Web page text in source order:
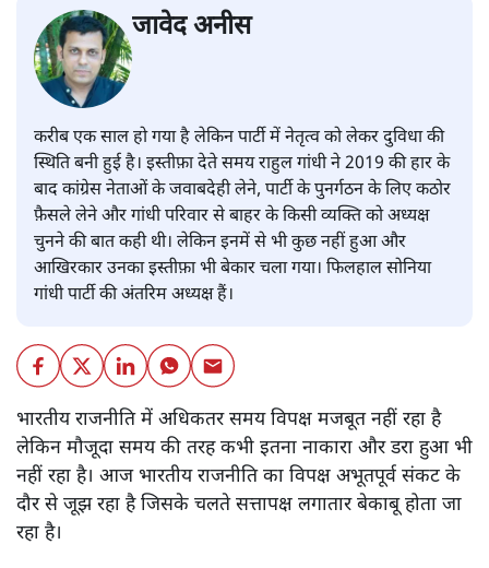
जावेद अनीस
करीब एक साल हो गया है लेकिन पार्टी में नेतृत्व को लेकर दुविधा की
स्थिति बनी हुई है। इस्तीफ़ा देते समय राहुल गांधी ने 2019 की हार के
बाद कांग्रेस नेताओं के जवाबदेही लेने, पार्टी के पुनर्गठन के लिए कठोर
फ़ैसले लेने और गांधी परिवार से बाहर के किसी व्यक्ति को अध्यक्ष
चुनने की बात कही थी। लेकिन इनमें से भी कुछ नहीं हुआ और
आखिरकार उनका इस्तीफ़ा भी बेकार चला गया। फिलहाल सोनिया
गांधी पार्टी की अंतरिम अध्यक्ष हैं।
भारतीय राजनीति में अधिकतर समय विपक्ष मजबूत नहीं रहा है
लेकिन मौजूदा समय की तरह कभी इतना नाकारा और डरा हुआ भी
नहीं रहा है। आज भारतीय राजनीति का विपक्ष अभूतपूर्व संकट के
दौर से जूझ रहा है जिसके चलते सत्तापक्ष लगातार बेकाबू होता जा
रहा है।